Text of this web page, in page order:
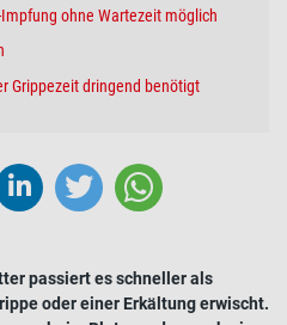
passiert es schneller als
oder einer Erkältungerwischt.
ohne Wartezeit möglich
Grippezeit dringend benötigt